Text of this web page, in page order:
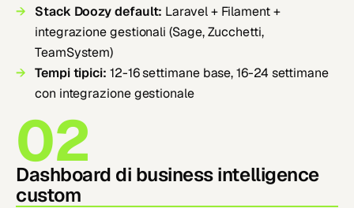
Stack Doozy default: Laravel + Filament +
integrazione gestionali (Sage, Zucchetti,
TeamSystem)
Tempi tipici: 12-16 settimane base, 16-24 settimane
con integrazione gestionale
02
Dashboard di business intelligence
custom